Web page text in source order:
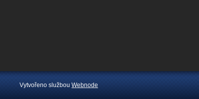
Vytvořeno službou Webnode